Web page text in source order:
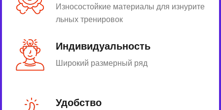
Износостойкие материалы для изнурите
льных тренировок
Индивидуальность
Широкий размерный ряд
Удобство